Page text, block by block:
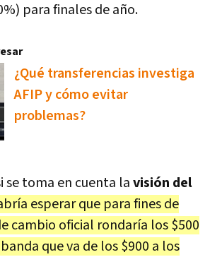
para finales de año.
¿Qué transferencias investiga
AFIP y cómo evitar
problemas?
se toma en cuenta lavisión del
esperar que para fines de
cambio oficial rondaría los $500
que va de los $900 a los